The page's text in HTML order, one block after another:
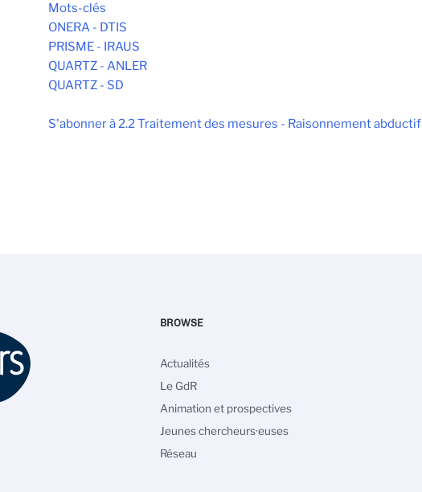
Mots-clés
ONERA - DTIS
PRISME - IRAUS
QUARTZ - ANLER
QUARTZ - SD
S'abonner à 2.2 Traitement des mesures - Raisonnement abductif
BROWSE
Navigation
principale
Actualités
Le GdR
Animation et prospectives
Jeunes chercheurs·euses
Réseau